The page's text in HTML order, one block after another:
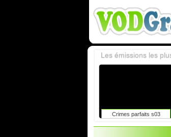
Crimes parfaits s03
Les émissions les